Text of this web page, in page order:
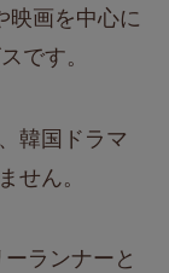
映画を中心に
です。
韓国ドラマ
せん。
ランナーと